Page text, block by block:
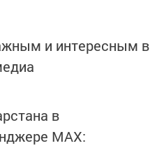
и интересным в
в
MАХ: